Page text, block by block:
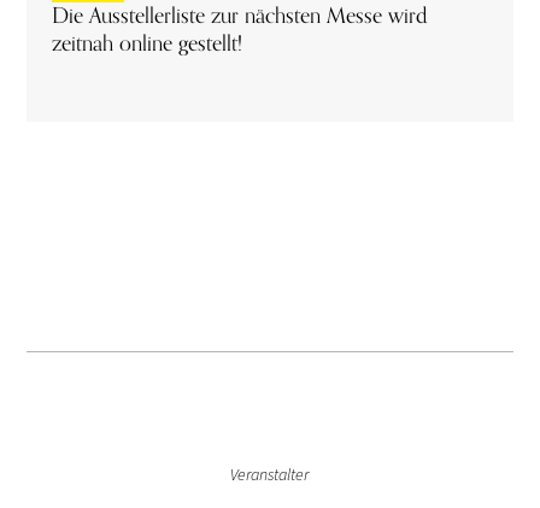
Die Ausstellerliste zur nächsten Messe wird
zeitnah online gestellt!
Veranstalter